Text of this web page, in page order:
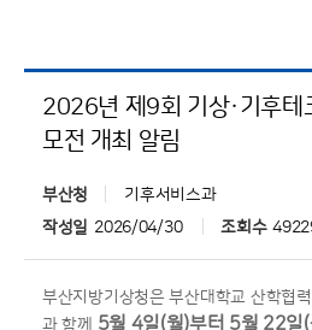
2026년 제9회 기상·기후테
모전 개최 알림
부산청
기후서비스과
작성일 2026/04/30 조회수
부산지방기상청은 부산대학교 산학협
과 함께 5월 4일(월)부터 5월 22일(